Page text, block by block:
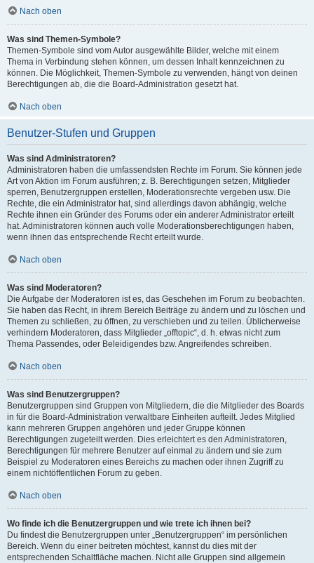
Nach oben
Was sind Themen-Symbole?
Themen-Symbole sind vom Autor ausgewählte Bilder, welche mit einem
Thema in Verbindung stehen können, um dessen Inhalt kennzeichnen zu
können. Die Möglichkeit, Themen-Symbole zu verwenden, hängt von deinen
Berechtigungen ab, die die Board-Administration gesetzt hat.
Nach oben
Benutzer-Stufen und Gruppen
Was sind Administratoren?
Administratoren haben die umfassendsten Rechte im Forum. Sie können jede
Art von Aktion im Forum ausführen; z. B. Berechtigungen setzen, Mitglieder
sperren, Benutzergruppen erstellen, Moderationsrechte vergeben usw. Die
Rechte, die ein Administrator hat, sind allerdings davon abhängig, welche
Rechte ihnen ein Gründer des Forums oder ein anderer Administrator erteilt
hat. Administratoren können auch volle Moderationsberechtigungen haben,
wenn ihnen das entsprechende Recht erteilt wurde.
Nach oben
Was sind Moderatoren?
Die Aufgabe der Moderatoren ist es, das Geschehen im Forum zu beobachten.
Sie haben das Recht, in ihrem Bereich Beiträge zu ändern und zu löschen und
Themen zu schließen, zu öffnen, zu verschieben und zu teilen. Üblicherweise
verhindern Moderatoren, dass Mitglieder „offtopic“, d. h. etwas nicht zum
Thema Passendes, oder Beleidigendes bzw. Angreifendes schreiben.
Nach oben
Was sind Benutzergruppen?
Benutzergruppen sind Gruppen von Mitgliedern, die die Mitglieder des Boards
in für die Board-Administration verwaltbare Einheiten aufteilt. Jedes Mitglied
kann mehreren Gruppen angehören und jeder Gruppe können
Berechtigungen zugeteilt werden. Dies erleichtert es den Administratoren,
Berechtigungen für mehrere Benutzer auf einmal zu ändern und sie zum
Beispiel zu Moderatoren eines Bereichs zu machen oder ihnen Zugriff zu
einem nichtöffentlichen Forum zu geben.
Nach oben
Wo finde ich die Benutzergruppen und wie trete ich ihnen bei?
Du findest die Benutzergruppen unter „Benutzergruppen“ im persönlichen
Bereich. Wenn du einer beitreten möchtest, kannst du dies mit der
entsprechenden Schaltfläche machen. Nicht alle Gruppen sind allgemein